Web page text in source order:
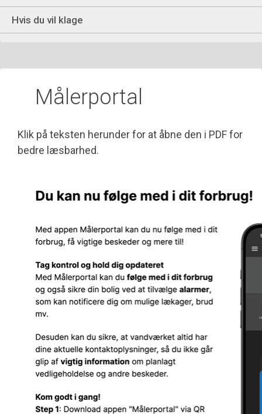
Hvis du vil klage
Målerportal
Klik på teksten herunder for at åbne den i PDF for
bedre læsbarhed.